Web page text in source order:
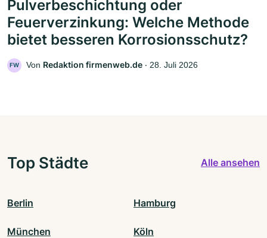
Pulverbeschichtung oder
Feuerverzinkung: Welche Methode
bietet besseren Korrosionsschutz?
FW Von Redaktion firmenweb.de ‧ 28. Juli 2026
Top Städte Alle ansehen
Berlin Hamburg
München Köln